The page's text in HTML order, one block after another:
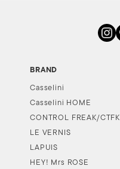
BRAND
Casselini
Casselini HOME
CONTROL FREAK/CTFK
LE VERNIS
LAPUIS
HEY! Mrs ROSE